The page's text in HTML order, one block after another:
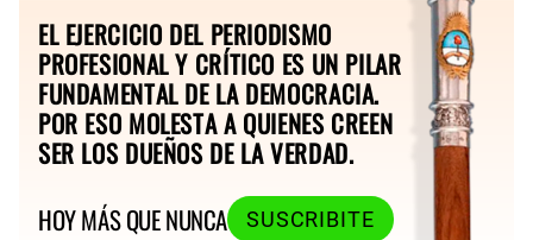
EL EJERCICIO DEL PERIODISMO
PROFESIONAL Y CRÍTICO ES UN PILAR
FUNDAMENTAL DE LA DEMOCRACIA.
POR ESO MOLESTA A QUIENES CREEN
SER LOS DUEÑOS DE LA VERDAD.
HOY MÁS QUE NUNCA
SUSCRIBITE